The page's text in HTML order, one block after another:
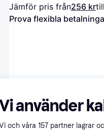
Jämför pris från256 krtill
Prova flexibla
använder
och våra 157 partner lagrar